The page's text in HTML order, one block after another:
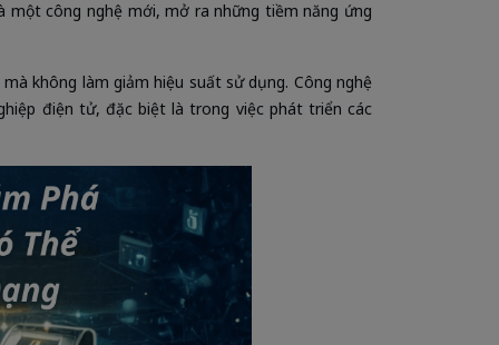
một công nghệ mới, mở ra những tiềm năng ứng
không làm giảm hiệu suất sử dụng. Công nghệ
điện tử, đặc biệt là trong việc phát triển các